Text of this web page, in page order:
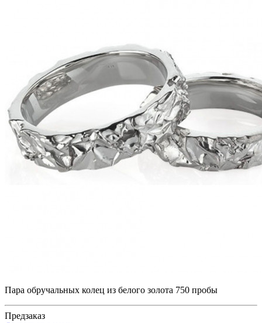
Пара обручальных колец из белого золота 750 пробы
Предзаказ